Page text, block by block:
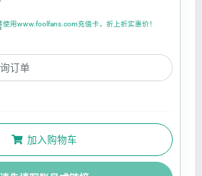
使用www.foolfans.com充值卡，折上折实惠价！
加入购物车